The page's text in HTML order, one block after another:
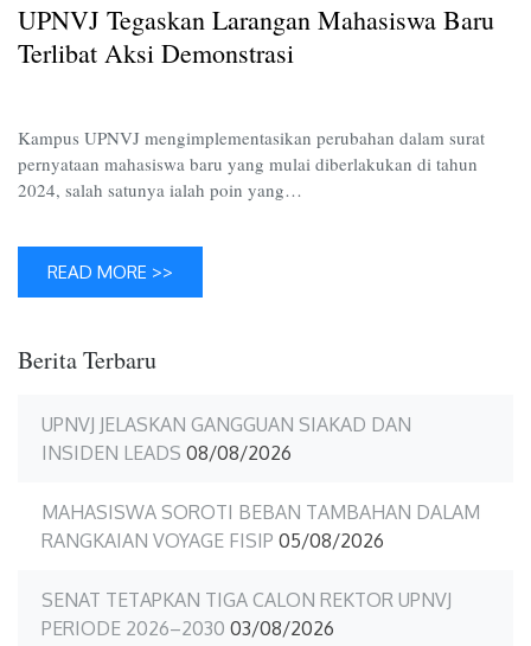
Terlibat
UPNVJ Tegaskan Larangan Mahasiswa Baru
Terlibat Aksi Demonstrasi
Kampus UPNVJ mengimplementasikan perubahan dalam surat
pernyataan mahasiswa baru yang mulai diberlakukan di tahun
2024, salah satunya ialah poin yang…
READ MORE >>
Berita Terbaru
UPNVJ JELASKAN GANGGUAN SIAKAD DAN
INSIDEN LEADS 08/08/2026
MAHASISWA SOROTI BEBAN TAMBAHAN DALAM
RANGKAIAN VOYAGE FISIP 05/08/2026
SENAT TETAPKAN TIGA CALON REKTOR UPNVJ
PERIODE 2026–2030 03/08/2026